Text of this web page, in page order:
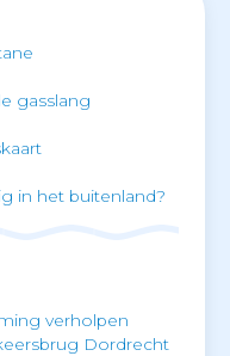
gasslang
in het buitenland?
verholpen
Dordrecht